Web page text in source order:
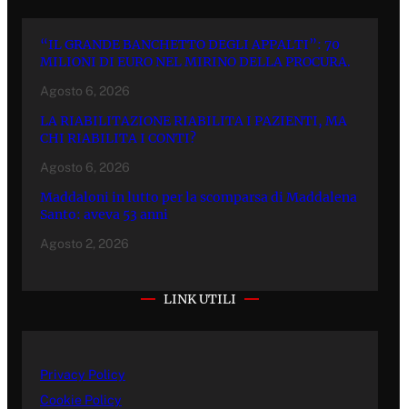
“IL GRANDE BANCHETTO DEGLI APPALTI”: 70
MILIONI DI EURO NEL MIRINO DELLA PROCURA.
Agosto 6, 2026
LA RIABILITAZIONE RIABILITA I PAZIENTI, MA
CHI RIABILITA I CONTI?
Agosto 6, 2026
Maddaloni in lutto per la scomparsa di Maddalena
Santo: aveva 53 anni
Agosto 2, 2026
LINK UTILI
Privacy Policy
Cookie Policy